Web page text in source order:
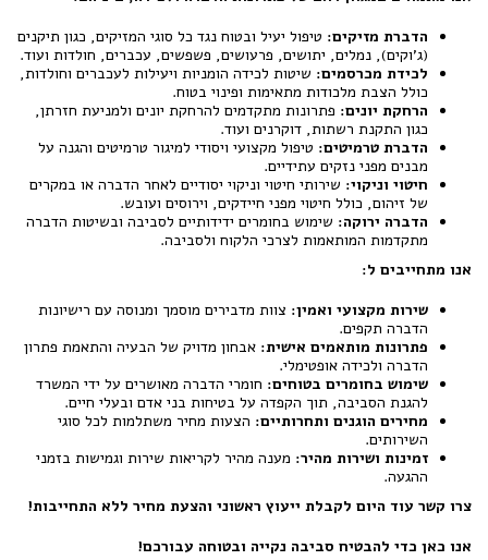
הדברת מזיקים: טיפול יעיל ובטוח נגד כל סוגי המזיקים, כגון תיקנים
(ג'וקים), נמלים, יתושים, פרעושים, פשפשים, עכברים, חולדות ועוד.
לכידת מכרסמים: שיטות לכידה הומניות ויעילות לעכברים וחולדות,
כולל הצבת מלכודות מתאימות ופינוי בטוח.
הרחקת יונים: פתרונות מתקדמים להרחקת יונים ולמניעת חזרתן,
כגון התקנת רשתות, דוקרנים ועוד.
הדברת טרמיטים: טיפול מקצועי ויסודי למיגור טרמיטים והגנה על
מבנים מפני נזקים עתידיים.
חיטוי וניקוי: שירותי חיטוי וניקוי יסודיים לאחר הדברה או במקרים
של זיהום, כולל חיטוי מפני חיידקים, וירוסים ועובש.
הדברה ירוקה: שימוש בחומרים ידידותיים לסביבה ובשיטות הדברה
מתקדמות המותאמות לצרכי הלקוח ולסביבה.
אנו מתחייבים ל:
שירות מקצועי ואמין: צוות מדבירים מוסמך ומנוסה עם רישיונות
הדברה תקפים.
פתרונות מותאמים אישית: אבחון מדויק של הבעיה והתאמת פתרון
הדברה ולכידה אופטימלי.
שימוש בחומרים בטוחים: חומרי הדברה מאושרים על ידי המשרד
להגנת הסביבה, תוך הקפדה על בטיחות בני אדם ובעלי חיים.
מחירים הוגנים ותחרותיים: הצעות מחיר משתלמות לכל סוגי
השירותים.
זמינות ושירות מהיר: מענה מהיר לקריאות שירות וגמישות בזמני
ההגעה.
צרו קשר עוד היום לקבלת ייעוץ ראשוני והצעת מחיר ללא התחייבות!
אנו כאן כדי להבטיח סביבה נקייה ובטוחה עבורכם!